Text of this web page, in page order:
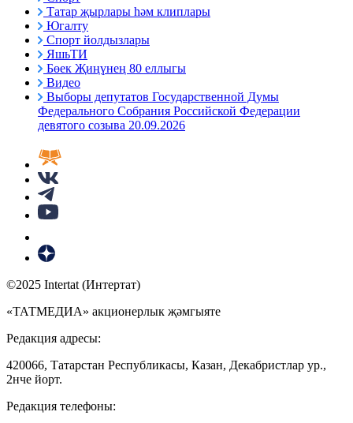
Татар җырлары һәм клиплары
Югалту
Спорт йолдызлары
ЯшьТИ
Бөек Җиңүнең 80 еллыгы
Видео
Выборы депутатов Государственной Думы
Федерального Собрания Российской Федерации
девятого созыва 20.09.2026
©2025 Intertat (Интертат)
«ТАТМЕДИА» акционерлык җәмгыяте
Редакция адресы:
420066, Татарстан Республикасы, Казан, Декабристлар ур.,
2нче йорт.
Редакция телефоны: